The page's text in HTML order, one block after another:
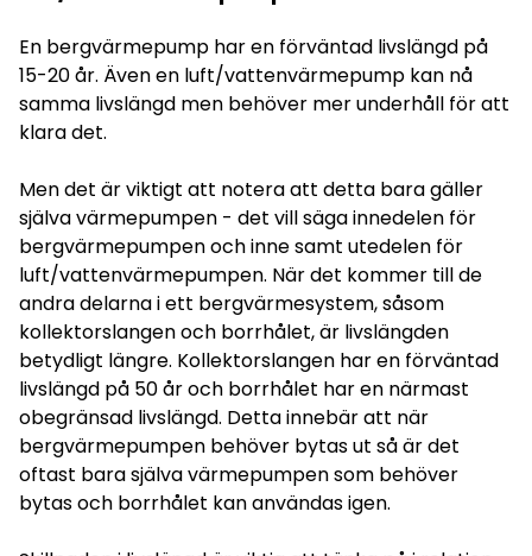
En bergvärmepump har en förväntad livslängd på
15-20 år. Även en luft/vattenvärmepump kan nå
samma livslängd men behöver mer underhåll för att
klara det.
Men det är viktigt att notera att detta bara gäller
själva värmepumpen - det vill säga innedelen för
bergvärmepumpen och inne samt utedelen för
luft/vattenvärmepumpen. När det kommer till de
andra delarna i ett bergvärmesystem, såsom
kollektorslangen och borrhålet, är livslängden
betydligt längre. Kollektorslangen har en förväntad
livslängd på 50 år och borrhålet har en närmast
obegränsad livslängd. Detta innebär att när
bergvärmepumpen behöver bytas ut så är det
oftast bara själva värmepumpen som behöver
bytas och borrhålet kan användas igen.